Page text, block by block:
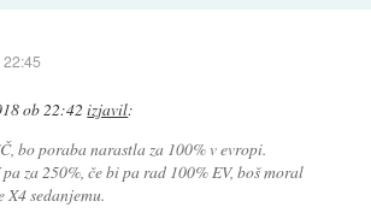
ob 22:42 izjavil:
bo poraba narastla za 100% v evropi.
za 250%, če bi pa rad 100% EV, boš moral
X4 sedanjemu.